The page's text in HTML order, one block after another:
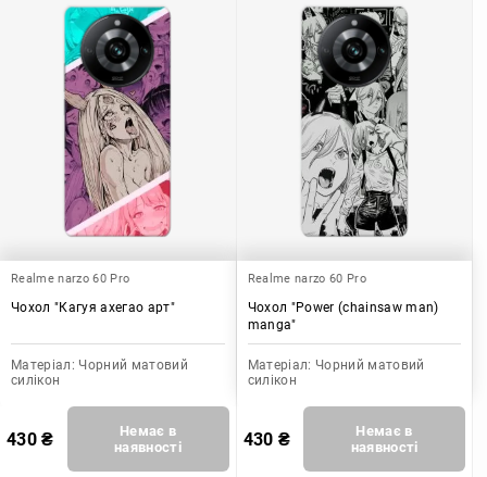
Realme narzo 60 Pro
Чохол "Кагуя ахегао арт"
Матеріал: Чорний матовий
силікон
430₴
Немає в
наявності
Realme narzo 60 Pro
Чохол "Power (chainsaw man)
manga"
Матеріал: Чорний матовий
силікон
430 ₴
Немає в
наявності